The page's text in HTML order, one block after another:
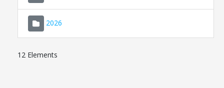
2026
12 Elements